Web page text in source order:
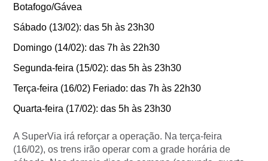
Botafogo/Gávea
Sábado (13/02): das 5h às 23h30
Domingo (14/02): das 7h às 22h30
Segunda-feira (15/02): das 5h às 23h30
Terça-feira (16/02) Feriado: das 7h às 22h30
Quarta-feira (17/02): das 5h às 23h30
A SuperVia irá reforçar a operação. Na terça-feira
(16/02), os trens irão operar com a grade horária de